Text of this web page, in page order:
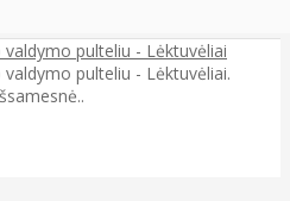
pulteliu - Lėktuvėliai
pulteliu - Lėktuvėliai.